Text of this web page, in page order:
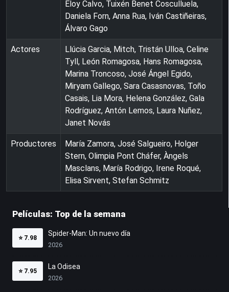
Eloy Calvo, Tuixén Benet Cosculluela,
Daniela Forn, Anna Rua, Iván Castiñeiras,
Álvaro Gago
Actores
Llúcia Garcia, Mitch, Tristán Ulloa, Celine
Tyll, León Romagosa, Hans Romagosa,
Marina Troncoso, José Ángel Egido,
Miryam Gallego, Sara Casasnovas, Toño
Casais, Lia Mora, Helena González, Gala
Rodríguez, Antón Lemos, Laura Nuñez,
Janet Novás
Productores
María Zamora, José Salgueiro, Holger
Stern, Olimpia Pont Cháfer, Àngels
Masclans, María Rodrigo, Irene Roqué,
Elisa Sirvent, Stefan Schmitz
Películas: Top de la semana
⭐ 7.98
Spider-Man: Un nuevo día
2026
⭐ 7.95
La Odisea
2026